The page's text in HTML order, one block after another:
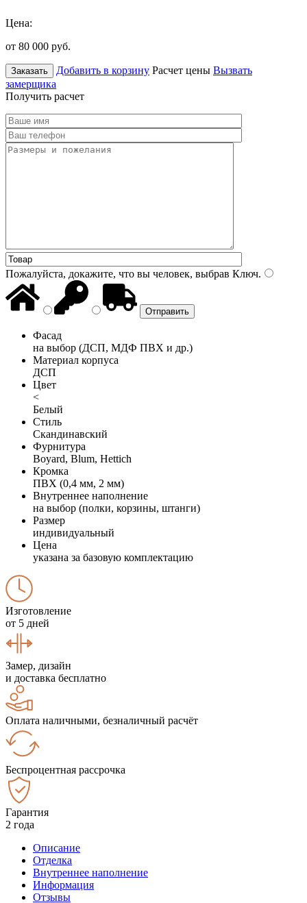
Цена:
от 80 000 руб.
Заказать Добавить в корзину Расчет цены Вызвать
замерщика
Получить расчет
Пожалуйста, докажите, что вы человек, выбрав Ключ.
Фасад
на выбор (ДСП, МДФ ПВХ и др.)
Материал корпуса
ДСП
Цвет
<
Белый
Стиль
Скандинавский
Фурнитура
Boyard, Blum, Hettich
Кромка
ПВХ (0,4 мм, 2 мм)
Внутреннее наполнение
на выбор (полки, корзины, штанги)
Размер
индивидуальный
Цена
указана за базовую комплектацию
Изготовление
от 5 дней
Замер, дизайн
и доставка бесплатно
Оплата наличными, безналичный расчёт
Беспроцентная рассрочка
Гарантия
2 года
Описание
Отделка
Внутреннее наполнение
Информация
Отзывы